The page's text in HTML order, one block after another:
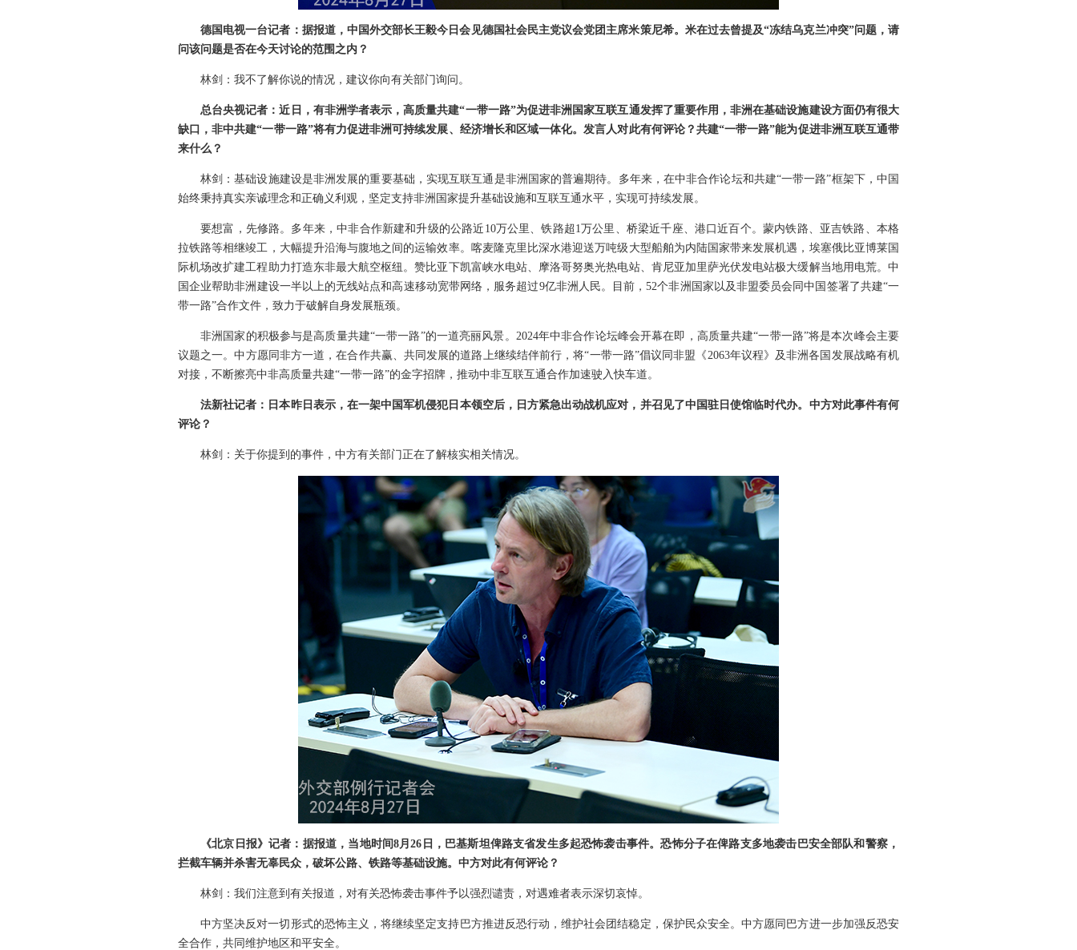
德国电视一台记者：据报道，中国外交部长王毅今日会见德国社会民主党议会党团主席米策尼希。米在过去曾提及“冻结乌克兰冲突”问题，请
问该问题是否在今天讨论的范围之内？
林剑：我不了解你说的情况，建议你向有关部门询问。
总台央视记者：近日，有非洲学者表示，高质量共建“一带一路”为促进非洲国家互联互通发挥了重要作用，非洲在基础设施建设方面仍有很大
缺口，非中共建“一带一路”将有力促进非洲可持续发展、经济增长和区域一体化。发言人对此有何评论？共建“一带一路”能为促进非洲互联互通带
来什么？
林剑：基础设施建设是非洲发展的重要基础，实现互联互通是非洲国家的普遍期待。多年来，在中非合作论坛和共建“一带一路”框架下，中国
始终秉持真实亲诚理念和正确义利观，坚定支持非洲国家提升基础设施和互联互通水平，实现可持续发展。
要想富，先修路。多年来，中非合作新建和升级的公路近10万公里、铁路超1万公里、桥梁近千座、港口近百个。蒙内铁路、亚吉铁路、本格
拉铁路等相继竣工，大幅提升沿海与腹地之间的运输效率。喀麦隆克里比深水港迎送万吨级大型船舶为内陆国家带来发展机遇，埃塞俄比亚博莱国
际机场改扩建工程助力打造东非最大航空枢纽。赞比亚下凯富峡水电站、摩洛哥努奥光热电站、肯尼亚加里萨光伏发电站极大缓解当地用电荒。中
国企业帮助非洲建设一半以上的无线站点和高速移动宽带网络，服务超过9亿非洲人民。目前，52个非洲国家以及非盟委员会同中国签署了共建“一
带一路”合作文件，致力于破解自身发展瓶颈。
非洲国家的积极参与是高质量共建“一带一路”的一道亮丽风景。2024年中非合作论坛峰会开幕在即，高质量共建“一带一路”将是本次峰会主要
议题之一。中方愿同非方一道，在合作共赢、共同发展的道路上继续结伴前行，将“一带一路”倡议同非盟《2063年议程》及非洲各国发展战略有机
对接，不断擦亮中非高质量共建“一带一路”的金字招牌，推动中非互联互通合作加速驶入快车道。
法新社记者：日本昨日表示，在一架中国军机侵犯日本领空后，日方紧急出动战机应对，并召见了中国驻日使馆临时代办。中方对此事件有何
评论？
林剑： 关于你提到的事件，中方有关部门正在了解核实相关情况。
《北京日报》记者：据报道，当地时间8月26日，巴基斯坦俾路支省发生多起恐怖袭击事件。恐怖分子在俾路支多地袭击巴安全部队和警察，
拦截车辆并杀害无辜民众，破坏公路、铁路等基础设施。中方对此有何评论？
林剑： 我们注意到有关报道，对有关恐怖袭击事件予以强烈谴责，对遇难者表示深切哀悼。
中方坚决反对一切形式的恐怖主义，将继续坚定支持巴方推进反恐行动，维护社会团结稳定，保护民众安全。中方愿同巴方进一步加强反恐安
全合作，共同维护地区和平安全。